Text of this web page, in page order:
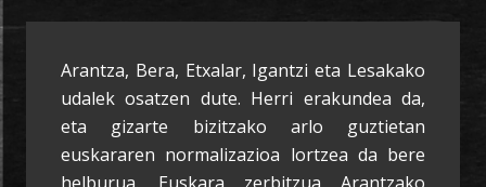
Arantza, Bera, Etxalar, Igantzi eta Lesakako
udalek osatzen dute. Herri erakundea da,
eta gizarte bizitzako arlo guztietan
euskararen normalizazioa lortzea da bere